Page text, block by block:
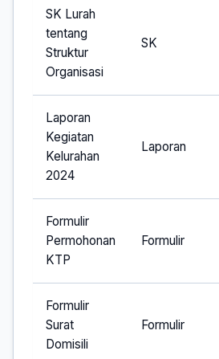
SK Lurah
tentang
Struktur
Organisasi
SK
Laporan
Kegiatan
Kelurahan
2024
Laporan
Formulir
Permohonan
KTP
Formulir
Formulir
Surat
Domisili
Formulir